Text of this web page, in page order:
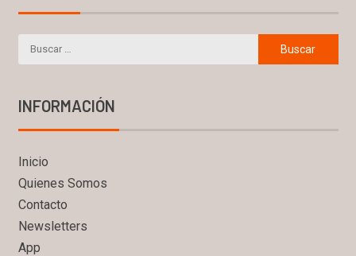
INFORMACIÓN
Inicio
Quienes Somos
Contacto
Newsletters
App